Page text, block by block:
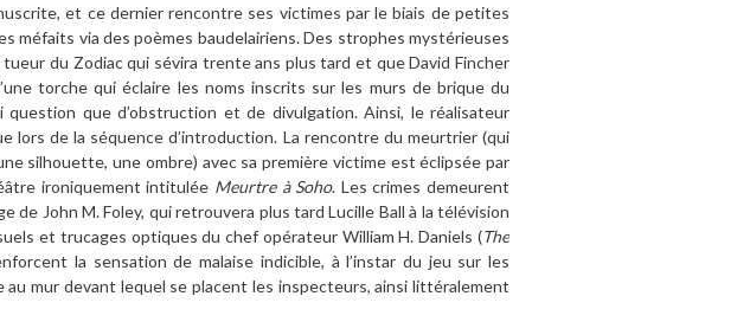
et ce dernier rencontre ses victimes par le biais de petites
méfaits via des poèmes baudelairiens. Des strophes mystérieuses
du Zodiac qui sévira trente ans plus tard et que David Fincher
torche qui éclaire les noms inscrits sur les murs de brique du
question que d’obstruction et de divulgation. Ainsi, le réalisateur
lors de la séquence d’introduction. La rencontre du meurtrier (qui
silhouette, une ombre) avec sa première victime est éclipsée par
ironiquement intitulée Meurtre à Soho. Les crimes demeurent
de John M. Foley, qui retrouvera plus tard Lucille Ballà la télévision
et trucages optiques du chef opérateur William H. Daniels (The
la sensation de malaise indicible, à l’instar du jeu sur les
mur devant lequel se placent les inspecteurs, ainsi littéralement